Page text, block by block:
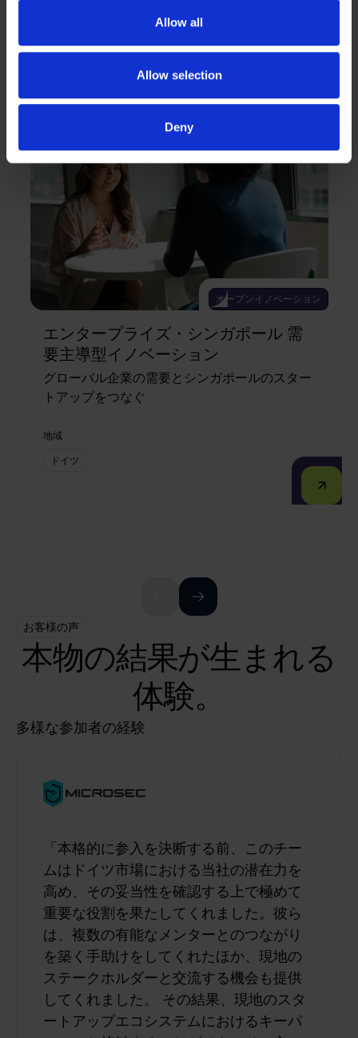
Allow all
Allow selection
Deny
オープンイノベーション
エンタープライズ・シンガポール 需
要主導型イノベーション
グローバル企業の需要とシンガポールのスター
トアップをつなぐ
地域
ドイツ
お客様の声
本物の結果が生まれる
体験。
多様な参加者の経験
「本格的に参入を決断する前、このチー
ムはドイツ市場における当社の潜在力を
高め、その妥当性を確認する上で極めて
重要な役割を果たしてくれました。彼ら
は、複数の有能なメンターとのつながり
を築く手助けをしてくれたほか、現地の
ステークホルダーと交流する機会も提供
してくれました。 その結果、現地のスタ
ートアップエコシステムにおけるキーパ